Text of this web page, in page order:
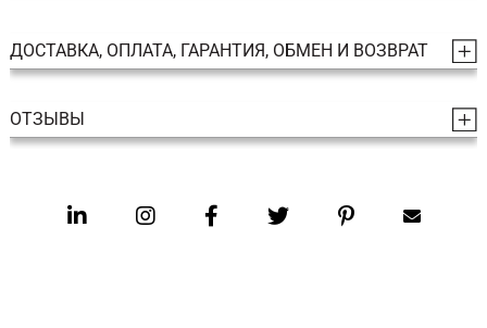
ДОСТАВКА, ОПЛАТА, ГАРАНТИЯ, ОБМЕН И ВОЗВРАТ
ОТЗЫВЫ